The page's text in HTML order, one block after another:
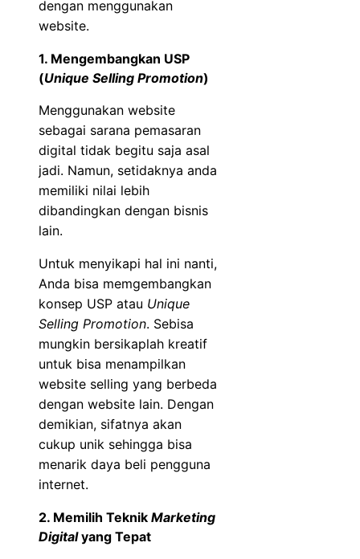
dengan menggunakan
website.
1. Mengembangkan USP
(Unique Selling Promotion)
Menggunakan website
sebagai sarana pemasaran
digital tidak begitu saja asal
jadi. Namun, setidaknya anda
memiliki nilai lebih
dibandingkan dengan bisnis
lain.
Untuk menyikapi hal ini nanti,
Anda bisa memgembangkan
konsep USP atau Unique
Selling Promotion. Sebisa
mungkin bersikaplah kreatif
untuk bisa menampilkan
website selling yang berbeda
dengan website lain. Dengan
demikian, sifatnya akan
cukup unik sehingga bisa
menarik daya beli pengguna
internet.
2. Memilih Teknik Marketing
Digitalyang Tepat